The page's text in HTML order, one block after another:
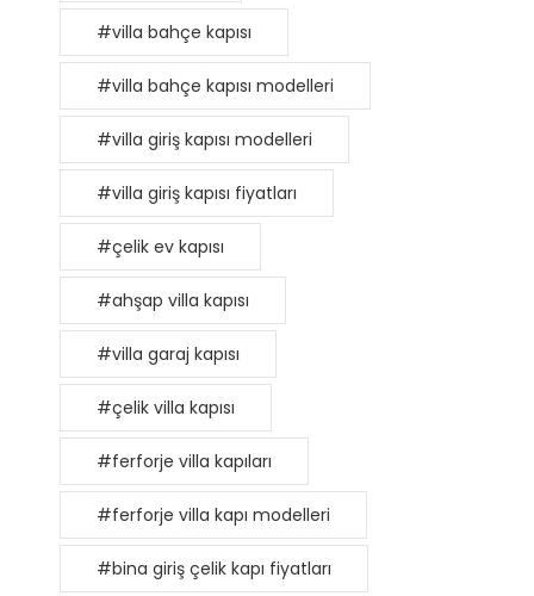
#villa bahçe kapısı
#villa bahçe kapısı modelleri
#villa giriş kapısı modelleri
#villa giriş kapısı fiyatları
#çelik ev kapısı
#ahşap villa kapısı
#villa garaj kapısı
#çelik villa kapısı
#ferforje villa kapıları
#ferforje villa kapı modelleri
#bina giriş çelik kapı fiyatları